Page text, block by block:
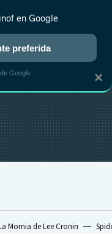
RANKINGS CINE
Momia de Lee Cronin
×
en Google
preferida
Google